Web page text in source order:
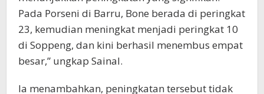
Pada Porseni di Barru, Bone berada di peringkat
23, kemudian meningkat menjadi peringkat 10
di Soppeng, dan kini berhasil menembus empat
besar,” ungkap Sainal.
Ia menambahkan, peningkatan tersebut tidak